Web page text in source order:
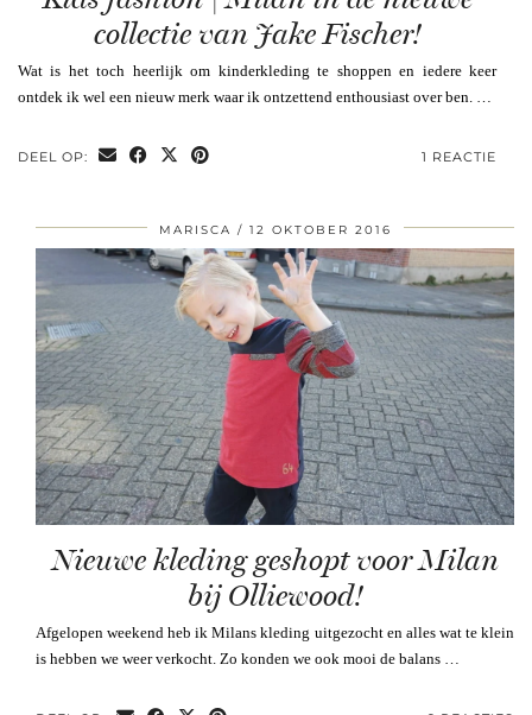
collectie van Jake Fischer!
Wat is het toch heerlijk om kinderkleding te shoppen en iedere keer
ontdek ik wel een nieuw merk waar ik ontzettend enthousiast over ben. …
DEEL OP: 1 REACTIE
MARISCA 12 OKTOBER 2016
Nieuwe kleding geshopt voor Milan
bij Olliewood!
Afgelopen weekend heb ik Milans kleding uitgezocht en alles wat te klein
is hebben we weer verkocht. Zo konden we ook mooi de balans …